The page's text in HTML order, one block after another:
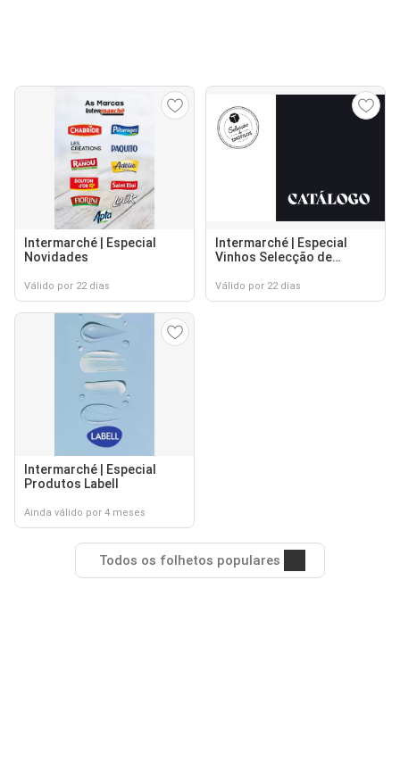
Intermarché | Especial
Novidades
Válido por 22 dias
Intermarché | Especial
Vinhos Selecção de
Válido por 22 dias
Intermarché | Especial
Produtos Labell
Ainda válido por 4 meses
Todos os folhetos populares